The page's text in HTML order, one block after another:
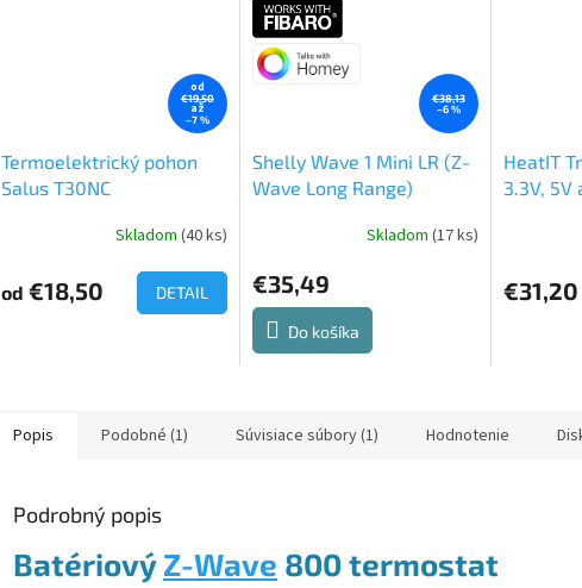
od
€19,50
až
–7 %
Termoelektrický pohon
Salus T30NC
produktu
je
Skladom (40 ks)
od €18,50 DETAIL
€38,13
–6 %
Shelly Wave 1 Mini LR (Z-
Wave Long Range)
Skladom (17 ks)
€35,49
Do košíka
HeatIT
3.3V, 5V
€31,20
Popis Podobné (1) Súvisiace súbory (1) Hodnotenie
Podrobný popis
BatériovýZ-Wave 800 termostat